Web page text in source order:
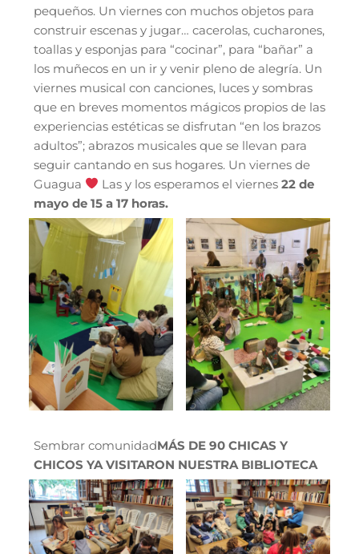
pequeños. Un viernes con muchos objetos para
construir escenas y jugar… cacerolas, cucharones,
toallas y esponjas para “cocinar”, para “bañar” a
los muñecos en un ir y venir pleno de alegría. Un
viernes musical con canciones, luces y sombras
que en breves momentos mágicos propios de las
experiencias estéticas se disfrutan “en los brazos
adultos”; abrazos musicales que se llevan para
seguir cantando en sus hogares. Un viernes de
Guagua
Las y los esperamos el viernes 22 de
mayo de 15 a 17 horas.
Sembrar comunidadMÁS DE 90 CHICAS Y
CHICOS YA VISITARON NUESTRA BIBLIOTECA